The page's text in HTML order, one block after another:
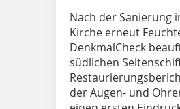
Nach der Sanierung
Kirche erneut
DenkmalCheck
südlichen
der Augen- und